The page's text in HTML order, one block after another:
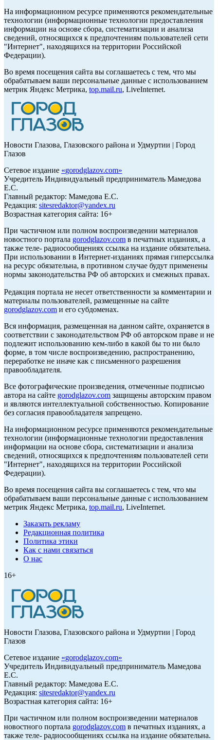
На информационном ресурсе применяются рекомендательные
технологии (информационные технологии предоставления
информации на основе сбора, систематизации и анализа
сведений, относящихся к предпочтениям пользователей сети
"Интернет", находящихся на территории Российской
Федерации).
Во время посещения сайта вы соглашаетесь с тем, что мы
обрабатываем ваши персональные данные с использованием
метрик Яндекс Метрика, top.mail.ru, LiveInternet.
Новости Глазова, Глазовского района и Удмуртии | Город
Глазов
Сетевое издание «gorodglazov.com»
Учредитель Индивидуальный предприниматель Мамедова
Е.С.
Главный редактор: Мамедова Е.С.
Редакция: sitesredaktor@yandex.ru
Возрастная категория сайта: 16+
При частичном или полном воспроизведении материалов
новостного портала gorodglazov.com в печатных изданиях, а
также теле- радиосообщениях ссылка на издание обязательна.
При использовании в Интернет-изданиях прямая гиперссылка
на ресурс обязательна, в противном случае будут применены
нормы законодательства РФ об авторских и смежных правах.
Редакция портала не несет ответственности за комментарии и
материалы пользователей, размещенные на сайте
gorodglazov.com и его субдоменах.
Вся информация, размещенная на данном сайте, охраняется в
соответствии с законодательством РФ об авторском праве и не
подлежит использованию кем-либо в какой бы то ни было
форме, в том числе воспроизведению, распространению,
переработке не иначе как с письменного разрешения
правообладателя.
Все фотографические произведения, отмеченные подписью
автора на сайте gorodglazov.com защищены авторским правом
и являются интеллектуальной собственностью. Копирование
без согласия правообладателя запрещено.
На информационном ресурсе применяются рекомендательные
технологии (информационные технологии предоставления
информации на основе сбора, систематизации и анализа
сведений, относящихся к предпочтениям пользователей сети
"Интернет", находящихся на территории Российской
Федерации).
Во время посещения сайта вы соглашаетесь с тем, что мы
обрабатываем ваши персональные данные с использованием
метрик Яндекс Метрика, top.mail.ru, LiveInternet.
Заказать рекламу
Редакционная политика
Политика этики
Как с нами связаться
О нас
16+
Новости Глазова, Глазовского района и Удмуртии | Город
Глазов
Сетевое издание «gorodglazov.com»
Учредитель Индивидуальный предприниматель Мамедова
Е.С.
Главный редактор: Мамедова Е.С.
Редакция: sitesredaktor@yandex.ru
Возрастная категория сайта: 16+
При частичном или полном воспроизведении материалов
новостного портала gorodglazov.com в печатных изданиях, а
также теле- радиосообщениях ссылка на издание обязательна.